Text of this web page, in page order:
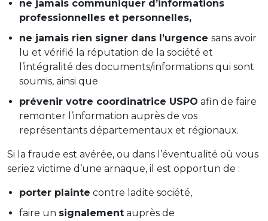
ne jamais communiquer d’informations
professionnelles et personnelles,
ne jamais rien signer dans l’urgence sans avoir
lu et vérifié la réputation de la société et
l’intégralité des documents/informations qui sont
soumis, ainsi que
prévenir votre coordinatrice USPO afin de faire
remonter l’information auprès de vos
représentants départementaux et régionaux.
Si la fraude est avérée, ou dans l’éventualité où vous
seriez victime d’une arnaque, il est opportun de :
porter plainte contre ladite société,
faire un signalement auprès de